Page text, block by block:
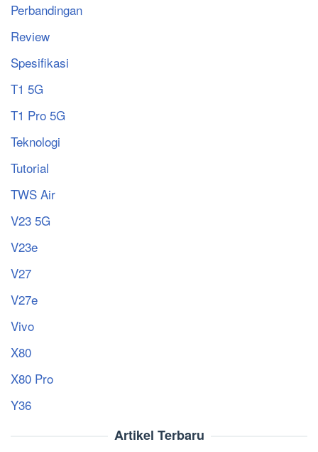
Perbandingan
Review
Spesifikasi
T1 5G
T1 Pro 5G
Teknologi
Tutorial
TWS Air
V23 5G
V23e
V27
V27e
Vivo
X80
X80 Pro
Y36
Artikel Terbaru